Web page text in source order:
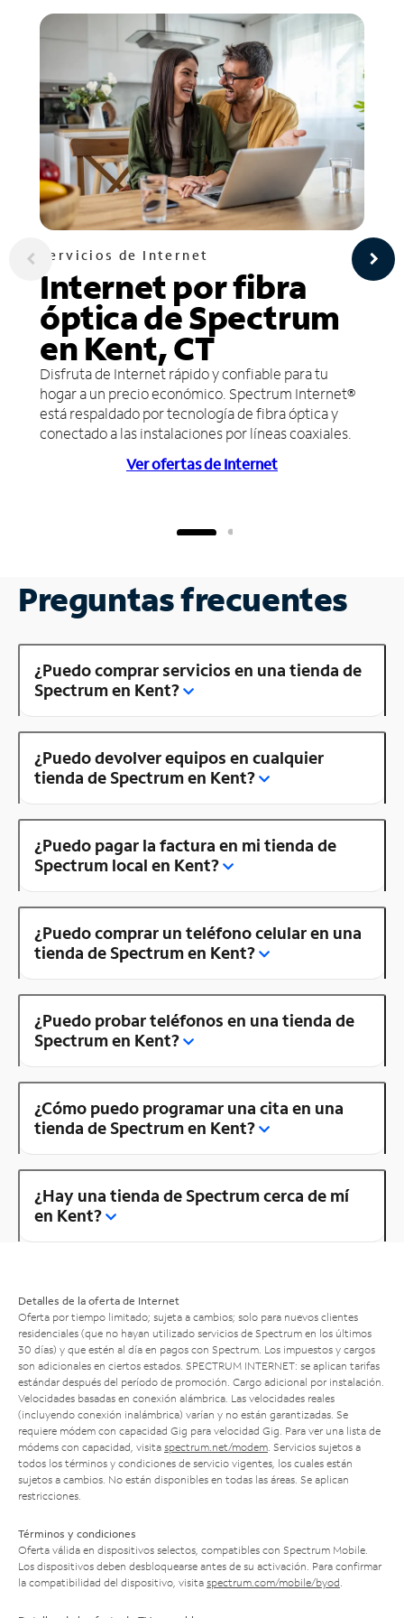
Servicios de Internet
Internet por fibra
óptica de Spectrum
en Kent, CT
Disfruta de Internet rápido y confiable para tu
hogar a un precio económico. Spectrum Internet®
está respaldado por tecnología de fibra óptica y
conectado a las instalaciones por líneas coaxiales.
Ver ofertas de Internet
Preguntas frecuentes
¿Puedo comprar servicios en una tienda de
Spectrum en Kent?
¿Puedo devolver equipos en cualquier
tienda de Spectrum en Kent?
¿Puedo pagar la factura en mi tienda de
Spectrum local en Kent?
¿Puedo comprar un teléfono celular en una
tienda de Spectrum en Kent?
¿Puedo probar teléfonos en una tienda de
Spectrum en Kent?
¿Cómo puedo programar una cita en una
tienda de Spectrum en Kent?
¿Hay una tienda de Spectrum cerca de mí
en Kent?
Detalles de la oferta de Internet
Oferta por tiempo limitado; sujeta a cambios; solo para nuevos clientes
residenciales (que no hayan utilizado servicios de Spectrum en los últimos
30 días) y que estén al día en pagos con Spectrum. Los impuestos y cargos
son adicionales en ciertos estados. SPECTRUM INTERNET: se aplican tarifas
estándar después del período de promoción. Cargo adicional por instalación.
Velocidades basadas en conexión alámbrica. Las velocidades reales
(incluyendo conexión inalámbrica) varían y no están garantizadas. Se
requiere módem con capacidad Gig para velocidad Gig. Para ver una lista de
módems con capacidad, visita spectrum.net/modem . Servicios sujetos a
todos los términos y condiciones de servicio vigentes, los cuales están
sujetos a cambios. No están disponibles en todas las áreas. Se aplican
restricciones.
Términos y condiciones
Oferta válida en dispositivos selectos, compatibles con Spectrum Mobile.
Los dispositivos deben desbloquearse antes de su activación. Para confirmar
la compatibilidad del dispositivo, visita spectrum.com/mobile/byod